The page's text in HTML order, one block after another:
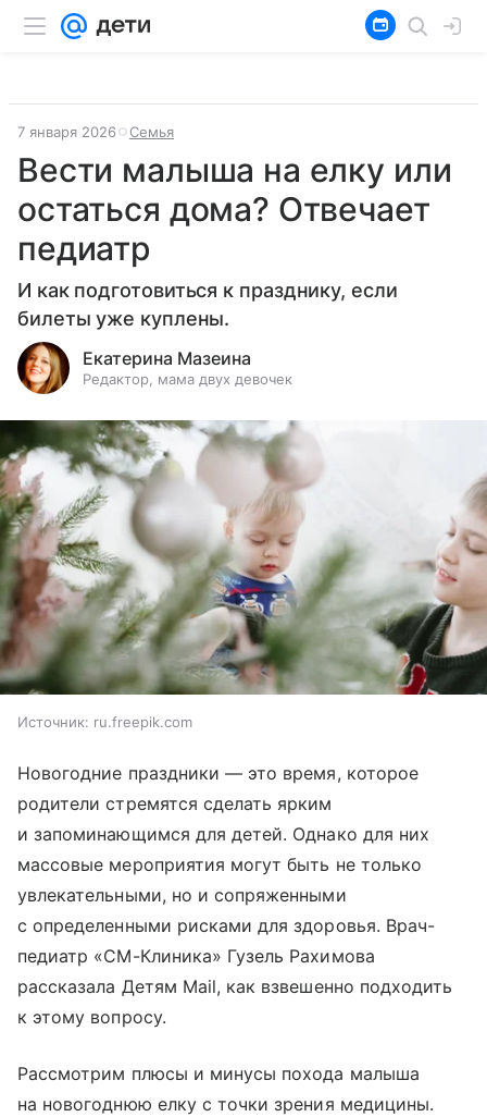
7 января 2026 Семья
Вести малыша на елку или
остаться дома? Отвечает
педиатр
​​​​​​​И как подготовиться к празднику, если
билеты уже куплены.
Екатерина Мазеина
Редактор, мама двух девочек
Источник: ru.freepik.com
Новогодние праздники — это время, которое
родители стремятся сделать ярким
и запоминающимся для детей. Однако для них
массовые мероприятия могут быть не только
увлекательными, но и сопряженными
с определенными рисками для здоровья. Врач-
педиатр «СМ-Клиника» Гузель Рахимова
рассказала Детям Mail, как взвешенно подходить
к этому вопросу.
Рассмотрим плюсы и минусы похода малыша
на новогоднюю елку с точки зрения медицины.